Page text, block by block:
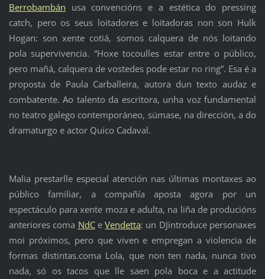
Berrobambán usa convencións e a estética do pressing
catch, pero os seus loitadores e loitadoras non son Hulk
Hogan: son xente cotiá, somos calquera de nós loitando
pola supervivencia. “Hoxe tocoulles estar entre o público,
pero mañá, calquera de vostedes pode estar no ring”. Esa é a
proposta de Paula Carballeira, autora dun texto audaz e
combatente. Ao talento da escritora, unha voz fundamental
no teatro galego contemporáneo, súmase, na dirección, a do
dramaturgo e actor Quico Cadaval.
Malia prestarlle especial atención nas últimas montaxes ao
público familiar, a compañía aposta agora por un
espectáculo para xente moza e adulta, na liña de producións
anteriores coma NdCeVendetta: un DJintroduce personaxes
moi próximos, pero que viven e empregan a violencia de
formas distintas.coma Lola, que non ten nada, nunca tivo
nada, só os tacos que lle saen pola boca e a actitude